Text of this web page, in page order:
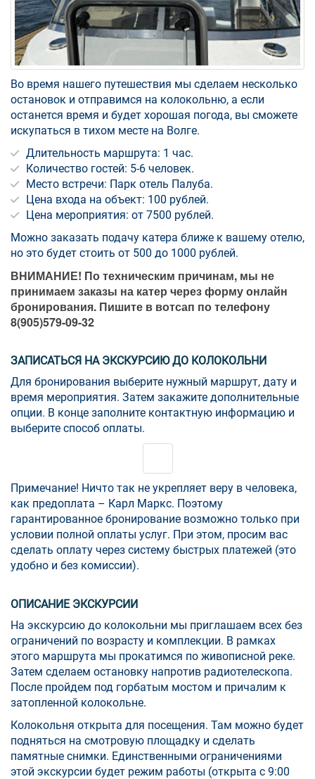
Во время нашего путешествия мы сделаем несколько
остановок и отправимся на колокольню, а если
останется время и будет хорошая погода, вы сможете
искупаться в тихом месте на Волге.
Длительность маршрута: 1 час.
Количество гостей: 5-6 человек.
Место встречи: Парк отель Палуба.
Цена входа на объект: 100 рублей.
Цена мероприятия: от 7500 рублей.
Можно заказать подачу катера ближе к вашему отелю,
но это будет стоить от 500 до 1000 рублей.
ВНИМАНИЕ! По техническим причинам, мы не
принимаем заказы на катер через форму онлайн
бронирования. Пишите в вотсап по телефону
8(905)579-09-32
ЗАПИСАТЬСЯ НА ЭКСКУРСИЮ ДО КОЛОКОЛЬНИ
Для бронирования выберите нужный маршрут, дату и
время мероприятия. Затем закажите дополнительные
опции. В конце заполните контактную информацию и
выберите способ оплаты.
Примечание! Ничто так не укрепляет веру в человека,
как предоплата – Карл Маркс. Поэтому
гарантированное бронирование возможно только при
условии полной оплаты услуг. При этом, просим вас
сделать оплату через систему быстрых платежей (это
удобно и без комиссии).
ОПИСАНИЕ ЭКСКУРСИИ
На экскурсию до колокольни мы приглашаем всех без
ограничений по возрасту и комплекции. В рамках
этого маршрута мы прокатимся по живописной реке.
Затем сделаем остановку напротив радиотелескопа.
После пройдем под горбатым мостом и причалим к
затопленной колокольне.
Колокольня открыта для посещения. Там можно будет
подняться на смотровую площадку и сделать
памятные снимки. Единственными ограничениями
этой экскурсии будет режим работы (открыта с 9:00